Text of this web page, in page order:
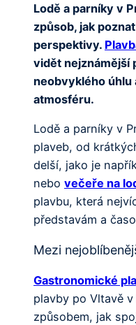
Lodě a parníky v
způsob, jak
perspektivy.
vidět nejznámější
neobvyklého úhlu
atmosféru.
Lodě a parníky v
plaveb, od
delší, jako je
nebo večeře na
plavbu, která
představám a
Mezi
Gastronomické
plavby po Vltavě
způsobem, jak